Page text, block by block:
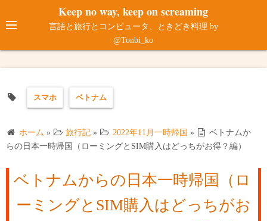
ン
ン
ツ
ス
ッ
プ
Keep no way, keep on screaming
言語と旅行とコンピュータ、ときどき料理 by
@Tonbi_ko
スマホ ベトナム
ホーム » 旅行記 » 2022年11月一時帰国 »
ベトナムか
らの日本一時帰国（ローミングとSIM購入はどっちがお得？編）
ベトナムからの日本一時帰国（ロ
ーミングとSIM購入はどっちがお